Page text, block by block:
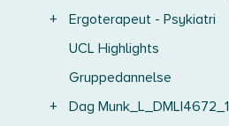
+
Ergoterapeut - Psykiatri
UCL Highlights
Gruppedannelse
+
Dag Munk_L_DMLI4672_1